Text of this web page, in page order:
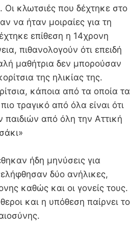
κλωτσιές που δέχτηκε στο
να ήταν μοιραίες για τη
επίθεση η 14χρονη
πιθανολογούν ότι επειδή
μαθήτρια δεν μπορούσαν
της ηλικίας της.
κάποια από τα οποία τα
τραγικό από όλα είναι ότι
από όλη την Αττική
ήδη μηνύσεις για
δύο ανήλικες,
καθώς και οι γονείς τους.
και η υπόθεση παίρνει το